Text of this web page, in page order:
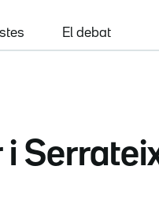
El debat
i